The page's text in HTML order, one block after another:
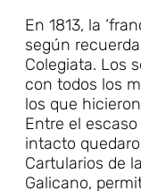
En 1813, la
según
Colegiata. Los
con todos los
los que
Entre el
intacto
Cartularios de
Galicano,